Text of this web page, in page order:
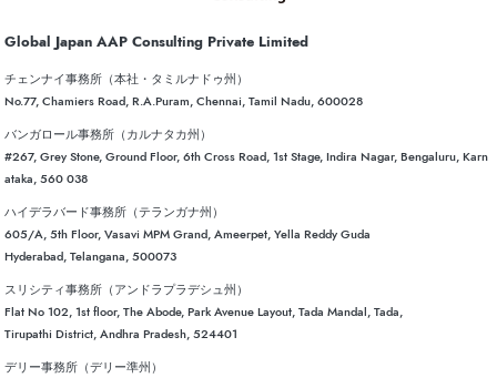
Global Japan AAP Consulting Private Limited
チェンナイ事務所（本社・タミルナドゥ州）
No.77, Chamiers Road, R.A.Puram, Chennai, Tamil Nadu, 600028
バンガロール事務所（カルナタカ州）
#267, Grey Stone, Ground Floor, 6th Cross Road, 1st Stage, Indira Nagar, Bengaluru, Karn
ataka, 560 038
ハイデラバード事務所（テランガナ州）
605/A, 5th Floor, Vasavi MPM Grand, Ameerpet, Yella Reddy Guda
Hyderabad, Telangana, 500073
スリシティ事務所（アンドラプラデシュ州）
Flat No 102, 1st floor, The Abode, Park Avenue Layout, Tada Mandal, Tada,
Tirupathi District, Andhra Pradesh, 524401
デリー事務所（デリー準州）